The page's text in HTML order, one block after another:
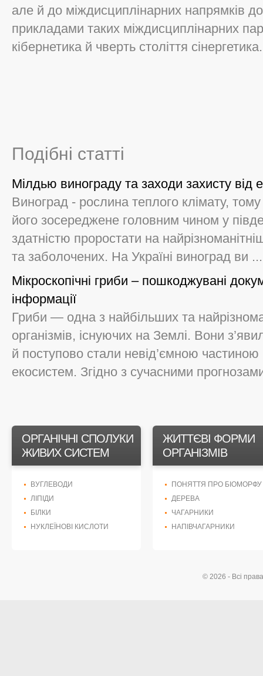
але й до міждисциплінарних напрямків
прикладами таких міждисциплінарних
кібернетика й чверть століття сінергетика.
Подібні статті
Мілдью винограду та заходи захисту від
Виноград - рослина теплого клімату,
його зосереджене головним чином у
здатністю проростати на
та заболочених. На Україні виноград ви ...
Мікроскопічні гриби – пошкоджувані
інформації
Гриби — одна з найбільших та
організмів, існуючих на Землі. Вони
й поступово стали невід’ємною
екосистем. Згідно з сучасними
ОРГАНІЧНІ СПОЛУКИ
ЖИВИХ СИСТЕМ
ВУГЛЕВОДИ
ЛІПІДИ
БІЛКИ
НУКЛЕЇНОВІ КИСЛОТИ
ЖИТТЄВІ ФОРМИ
ОРГАНІЗМІВ
ПОНЯТТЯ ПРО БІОМОРФУ
ДЕРЕВА
ЧАГАРНИКИ
НАПІВЧАГАРНИКИ
© 2026 - Всі